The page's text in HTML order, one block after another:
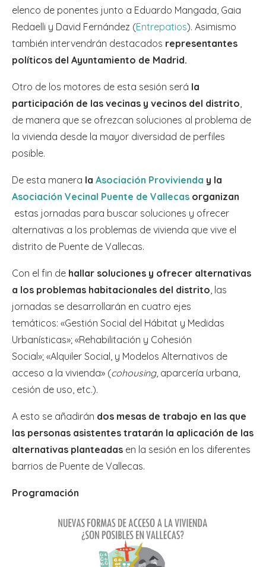
elenco de ponentes junto a Eduardo Mangada, Gaia
Redaelli y David Fernández (Entrepatios). Asimismo
también intervendrán destacados representantes
políticos del Ayuntamiento de Madrid.
Otro de los motores de esta sesión será la
participación de las vecinas y vecinos del distrito
de manera que se ofrezcan soluciones al problema de
la vivienda desde la mayor diversidad de perfiles
posible.
De esta manera la Asociación Provivienda y la
Asociación Vecinal Puente de Vallecas organizan
estas jornadas para buscar soluciones y ofrecer
alternativas a los problemas de vivienda que vive el
distrito de Puente de Vallecas.
Con el fin de hallar soluciones y ofrecer alternativas
a los problemas habitacionales del distrito , las
jornadas se desarrollarán en cuatro ejes
temáticos: «Gestión Social del Hábitat y Medidas
Urbanísticas»; «Rehabilitación y Cohesión
Social»; «Alquiler Social, y Modelos Alternativos de
acceso a la vivienda» (cohousing, aparcería urbana,
cesión de uso, etc.).
A esto se añadirán dos mesas de trabajo en las que
las personas asistentes tratarán la aplicación de las
alternativas planteadas en la sesión en los diferentes
barrios de Puente de Vallecas.
Programación